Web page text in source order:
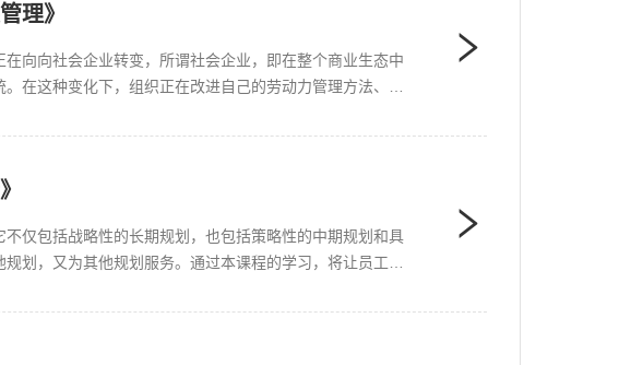
理》
向向社会企业转变，所谓社会企业，即在整个商业生态中
在这种变化下，组织正在改进自己的劳动力管理方法、奖
仅包括战略性的长期规划，也包括策略性的中期规划和具
划，又为其他规划服务。通过本课程的学习，将让员工达